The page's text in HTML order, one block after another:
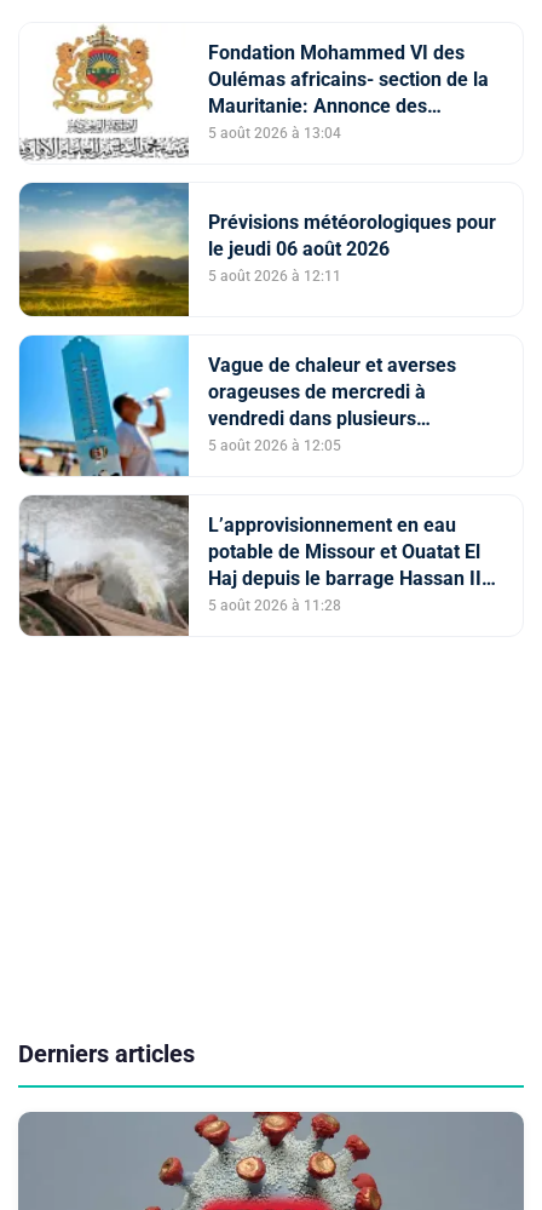
Fondation Mohammed VI des
Oulémas africains- section de la
Mauritanie: Annonce des
qualifiés au concours des
5 août 2026 à 13:04
Prévisions météorologiques pour
le jeudi 06 août 2026
5 août 2026 à 12:11
Vague de chaleur et averses
orageuses de mercredi à
vendredi dans plusieurs
provinces du Royaume (Bulletin
5 août 2026 à 12:05
L’approvisionnement en eau
potable de Missour et Ouatat El
Haj depuis le barrage Hassan II
pleinement opérationnel avant fin
5 août 2026 à 11:28
Derniers articles